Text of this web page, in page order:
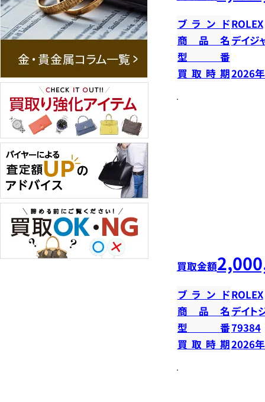
ブランドROLEX
商品名 デイジ
型番
買取時期2026
買取金額
ブランドROLEX
商品名 デイト
型番79384
買取時期2026